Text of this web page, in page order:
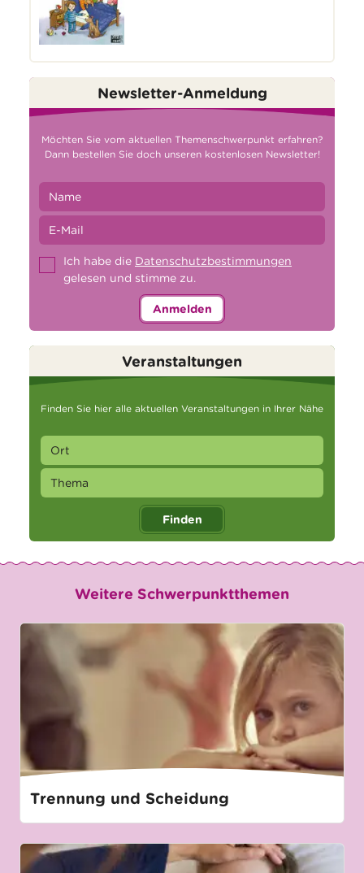
Newsletter-Anmeldung
Möchten Sie vom aktuellen Themenschwerpunkt erfahren?
Dann bestellen Sie doch unseren kostenlosen Newsletter!
Ich habe die Datenschutzbestimmungen
gelesen und stimme zu.
Anmelden
Veranstaltungen
Finden Sie hier alle aktuellen Veranstaltungen in Ihrer Nähe
Finden
Weitere Schwerpunktthemen
Trennung und Scheidung